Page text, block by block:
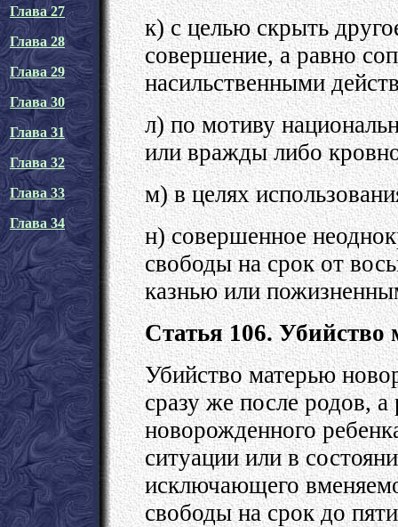
Глава 27
Глава 28
Глава 29
Глава 30
Глава 31
Глава 32
Глава 33
Глава 34
к) с целью скрыть
совершение, а равно
насильственными
л) по мотиву
или вражды либо
м) в целях
н) совершенное
свободы на срок от
казнью или
Статья 106. Убийство
Убийство матерью
сразу же после родов,
новорожденного
ситуации или в
исключающего
свободы на срок до